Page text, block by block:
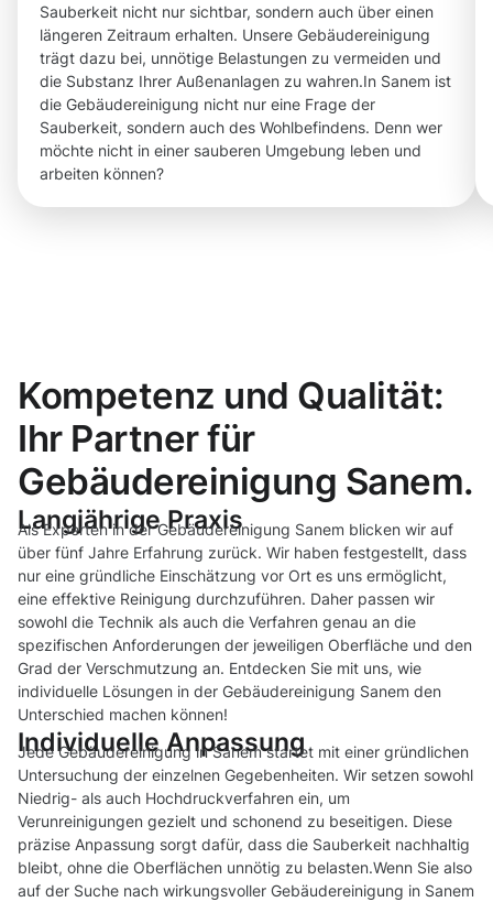
Sauberkeit nicht nur sichtbar, sondern auch über einen
längeren Zeitraum erhalten. Unsere Gebäudereinigung
trägt dazu bei, unnötige Belastungen zu vermeiden und
die Substanz Ihrer Außenanlagen zu wahren.In Sanem ist
die Gebäudereinigung nicht nur eine Frage der
Sauberkeit, sondern auch des Wohlbefindens. Denn wer
möchte nicht in einer sauberen Umgebung leben und
arbeiten können?
Kompetenz und Qualität:
Ihr Partner für
Gebäudereinigung Sanem.
Langjährige Praxis
Als Experten in der Gebäudereinigung Sanem blicken wir auf
über fünf Jahre Erfahrung zurück. Wir haben festgestellt, dass
nur eine gründliche Einschätzung vor Ort es uns ermöglicht,
eine effektive Reinigung durchzuführen. Daher passen wir
sowohl die Technik als auch die Verfahren genau an die
spezifischen Anforderungen der jeweiligen Oberfläche und den
Grad der Verschmutzung an. Entdecken Sie mit uns, wie
individuelle Lösungen in der Gebäudereinigung Sanem den
Unterschied machen können!
Individuelle Anpassung
Jede Gebäudereinigung in Sanem startet mit einer gründlichen
Untersuchung der einzelnen Gegebenheiten. Wir setzen sowohl
Niedrig- als auch Hochdruckverfahren ein, um
Verunreinigungen gezielt und schonend zu beseitigen. Diese
präzise Anpassung sorgt dafür, dass die Sauberkeit nachhaltig
bleibt, ohne die Oberflächen unnötig zu belasten.Wenn Sie also
auf der Suche nach wirkungsvoller Gebäudereinigung in Sanem